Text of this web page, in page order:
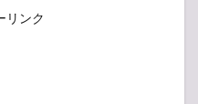
リンク